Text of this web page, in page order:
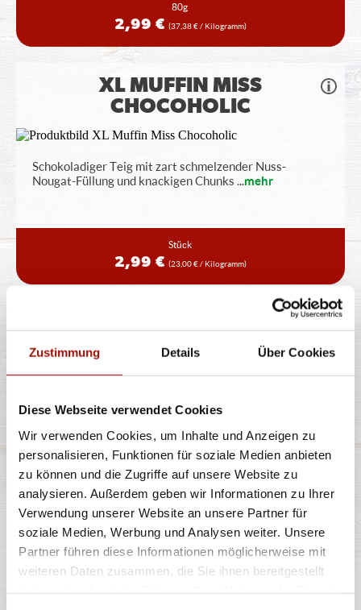
Zustimmung Details Über Cookies
Diese Webseite verwendet Cookies
Wir verwenden Cookies, um Inhalte und Anzeigen zu
personalisieren, Funktionen für soziale Medien anbieten
zu können und die Zugriffe auf unsere Website zu
analysieren. Außerdem geben wir Informationen zu Ihrer
Verwendung unserer Website an unsere Partner für
soziale Medien, Werbung und Analysen weiter. Unsere
Partner führen diese Informationen möglicherweise mit
weiteren Daten zusammen, die Sie ihnen bereitgestellt
80g
2,99 € (37,38 € / Kilogramm)
XL MUFFIN MISS
CHOCOHOLIC
Schokoladiger Teig mit zart schmelzender Nuss-
Nougat-Füllung und knackigen Chunks ...mehr
Stück
2,99 € (23,00 € / Kilogramm)
italienisches Dessert mit Mascarponecreme, Biskuit
und Kaffee und Kakao (ohne...mehr
90g
3,99 €(44,33 € / Kilogramm)